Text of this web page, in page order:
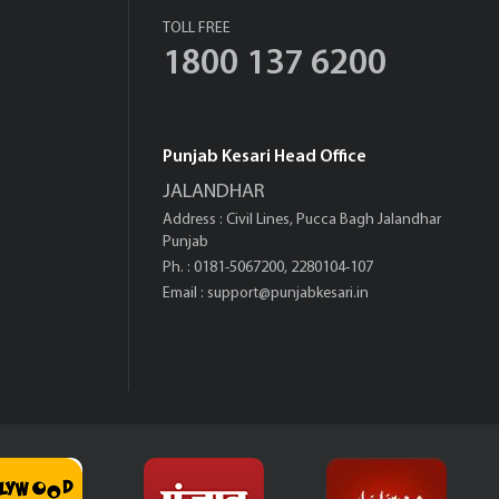
TOLL FREE
1800 137 6200
Punjab Kesari Head Office
JALANDHAR
Address : Civil Lines, Pucca Bagh Jalandhar
Punjab
Ph. : 0181-5067200, 2280104-107
Email : support@punjabkesari.in